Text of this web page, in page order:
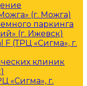
(г. Можга)
паркинга
(г. Ижевск)
F (ТРЦ «Сигма», г.
клиник
«Сигма», г.